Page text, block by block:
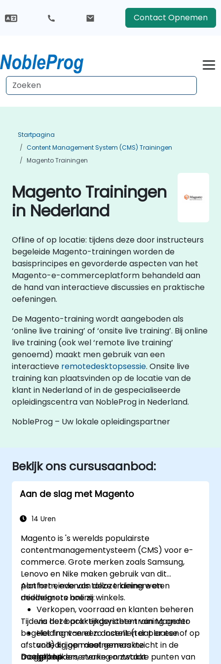
Contact Opnemen
Startpagina
Content Management System (CMS) Trainingen
Magento Trainingen
Magento Trainingen
in Nederland
Ofline of op locatie: tijdens deze door instructeurs
begeleide Magento-trainingen worden de
basisprincipes en gevorderde aspecten van het
Magento-e-commerceplatform behandeld aan
de hand van interactieve discussies en praktische
oefeningen.
De Magento-training wordt aangeboden als
‘online live training’ of ‘onsite live training’. Bij online
live training (ook wel ‘remote live training’
genoemd) maakt men gebruik van een
interactieve remotedesktopsessie. Onsite live
training kan plaatsvinden op de locatie van de
klant in Nederland of in de gespecialiseerde
opleidingscentra van NobleProg in Nederland.
NobleProg – Uw lokale opleidingspartner
Bekijk ons cursusaanbod:
Aan de slag met Magento
14 Uren
Magento is 's werelds populairste
contentmanagementysteem (CMS) voor e-
commerce. Grote merken zoals Samsung,
Lenovo en Nike maken gebruik van dit
platform, evenals talloze kleinere en
middelgrote online winkels.
Tijdens deze praktijkgerichte training onder
begeleiding van een docent (ter plaatse of op
afstand) krijgen deelnemers inzicht in de
mogelijkheden, sterke en zwakke punten van
Aan het einde van deze training weten
deelnemers hoe zij:
Verkopen, voorraad en klanten beheren
via het back-endsysteem van Magento
Het front-end zo instellen dat er een
volledig op maat gemaakte
gebruikerservaring ontstaat
Doelgroep